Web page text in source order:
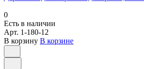
0
Есть в наличии
Арт. 1-180-12
В корзину В корзине